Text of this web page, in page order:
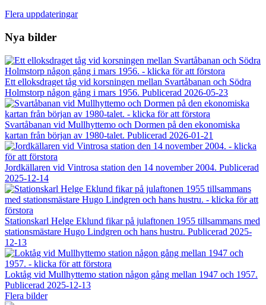
Flera uppdateringar
Nya bilder
Ett elloksdraget tåg vid korsningen mellan Svartåbanan och Södra
Holmstorp någon gång i mars 1956. Publicerad 2026-05-23
Svartåbanan vid Mullhyttemo och Dormen på den ekonomiska
kartan från början av 1980-talet. Publicerad 2026-01-21
Jordkällaren vid Vintrosa station den 14 november 2004. Publicerad
2025-12-14
Stationskarl Helge Eklund fikar på julaftonen 1955 tillsammans med
stationsmästare Hugo Lindgren och hans hustru. Publicerad 2025-
12-13
Loktåg vid Mullhyttemo station någon gång mellan 1947 och 1957.
Publicerad 2025-12-13
Flera bilder